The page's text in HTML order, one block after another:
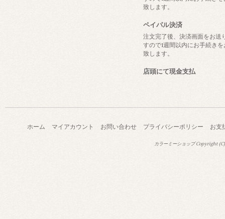
致します。
ペイパル決済
注文完了後、決済画面をお送
すので1週間以内にお手続き
致します。
店頭にて現金支払
ホーム マイアカウント お問い合わせ プライバシーポリシー お支
カラーミーショップCopyright